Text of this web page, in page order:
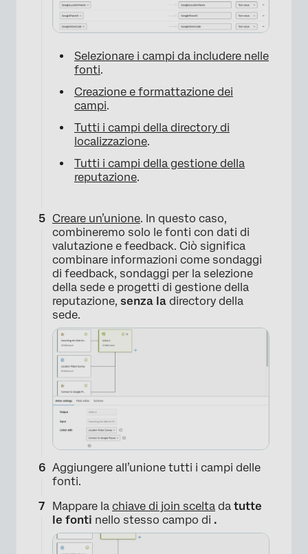
×
Selezionare i campi da includere nelle
fonti.
Creazione e formattazione dei
campi.
Tutti i campi della directory di
localizzazione.
Tutti i campi della gestione della
reputazione.
Creare un’unione. In questo caso,
combineremo solo le fonti con dati di
valutazione e feedback. Ciò significa
combinare informazioni come sondaggi
di feedback, sondaggi per la selezione
della sede e progetti di gestione della
reputazione, senza la directory della
sede.
Aggiungere all’unione tutti i campi delle
fonti.
Mappare la chiave di join scelta da tutte
le fonti nello stesso campo di .